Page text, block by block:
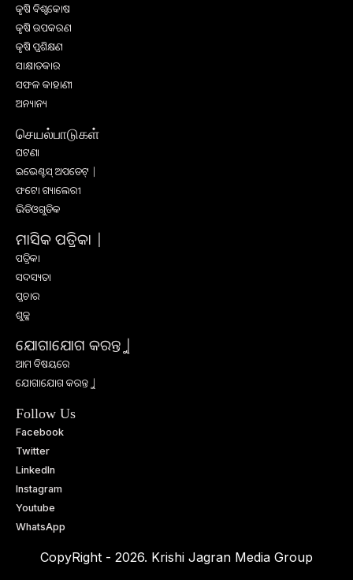
କୃଷି ବିଶ୍ବକୋଷ
କୃଷି ଉପକରଣ
କୃଷି ପ୍ରଶିକ୍ଷଣ
ସାକ୍ଷାତକାର
ସଫଳ କାହାଣୀ
ଅନ୍ୟାନ୍ୟ
செயல்பாடுகள்
ଘଟଣା
ଇଭେଣ୍ଟସ୍ ଅପଡେଟ୍ |
ଫଟୋ ଗ୍ୟାଲେରୀ
ଭିଡିଓଗୁଡିକ
ମାସିକ ପତ୍ରିକା |
ପତ୍ରିକା
ସଦସ୍ୟତା
ପ୍ରଚାର
ଶୁଳ୍କ
ଯୋଗାଯୋଗ କରନ୍ତୁ |
ଆମ ବିଷୟରେ
ଯୋଗାଯୋଗ କରନ୍ତୁ |
Follow Us
Facebook
Twitter
LinkedIn
Instagram
Youtube
WhatsApp
CopyRight - 2026. Krishi Jagran Media Group